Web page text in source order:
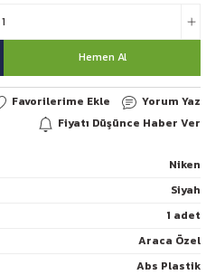
Hemen Al
Yorum Yaz
Fiyatı Düşünce Haber Ver
Niken
Siyah
1 adet
Araca Özel
Abs Plastik